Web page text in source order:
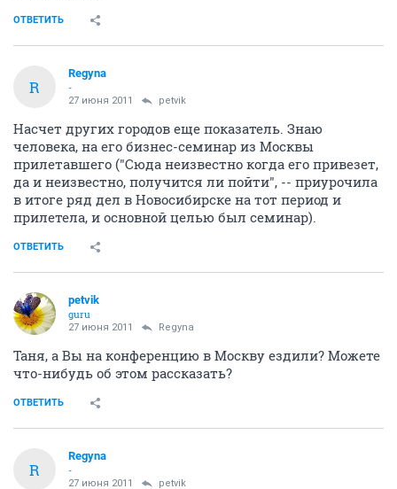
ОТВЕТИТЬ
R
Regyna
-
27 июня 2011 petvik
Насчет других городов еще показатель. Знаю
человека, на его бизнес-семинар из Москвы
прилетавшего ("Сюда неизвестно когда его привезет,
да и неизвестно, получится ли пойти", -- приурочила
в итоге ряд дел в Новосибирске на тот период и
прилетела, и основной целью был семинар).
ОТВЕТИТЬ
petvik
guru
27 июня 2011 Regyna
Таня, а Вы на конференцию в Москву ездили? Можете
что-нибудь об этом рассказать?
ОТВЕТИТЬ
R
Regyna
-
27 июня 2011 petvik